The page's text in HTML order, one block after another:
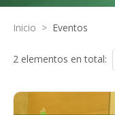
Inicio > Eventos
2 elementos en total: